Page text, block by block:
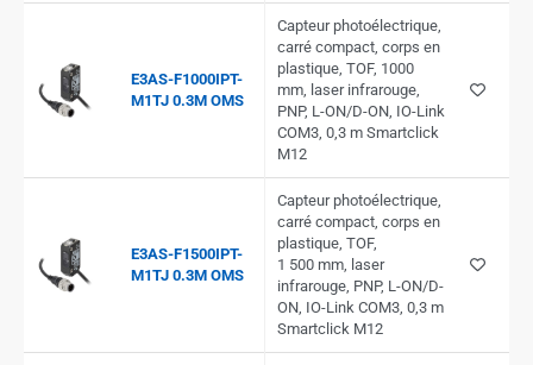
E3AS-F1000IPT-
M1TJ 0.3M OMS
Capteur photoélectrique,
carré compact, corps en
plastique, TOF, 1000
mm, laser infrarouge,
PNP, L-ON/D-ON, IO-Link
COM3, 0,3 m Smartclick
M12
E3AS-F1500IPT-
M1TJ 0.3M OMS
Capteur photoélectrique,
carré compact, corps en
plastique, TOF,
1 500 mm, laser
infrarouge, PNP, L-ON/D-
ON, IO-Link COM3, 0,3 m
Smartclick M12